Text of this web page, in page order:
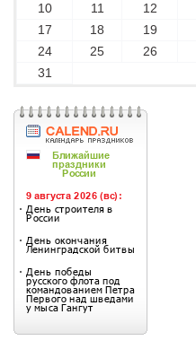
10
11 12
17
18 19
24
25 26
31